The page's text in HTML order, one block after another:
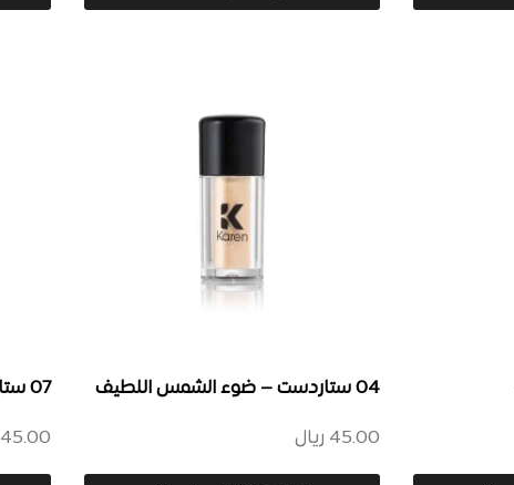
04 ستاردست – ضوء الشمس اللطيف
45.00 ريال
07 ستاردست – دابل دياموند
45.00